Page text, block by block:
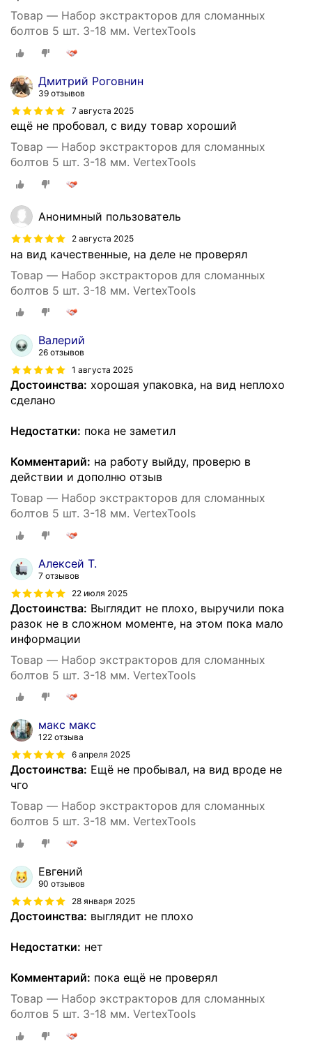
Товар — Набор экстракторов для сломанных
болтов 5 шт. 3-18 мм. VertexTools
Дмитрий Роговнин
39 отзывов
7 августа 2025
ещё не пробовал, с виду товар хороший
Товар — Набор экстракторов для сломанных
болтов 5 шт. 3-18 мм. VertexTools
Анонимный пользователь
2 августа 2025
на вид качественные, на деле не проверял
Товар — Набор экстракторов для сломанных
болтов 5 шт. 3-18 мм. VertexTools
Валерий
26 отзывов
1 августа 2025
Достоинства: хорошая упаковка, на вид неплохо
сделано
Недостатки: пока не заметил
Комментарий: на работу выйду, проверю в
действии и дополню отзыв
Товар — Набор экстракторов для сломанных
болтов 5 шт. 3-18 мм. VertexTools
Алексей Т.
7 отзывов
22 июля 2025
Достоинства: Выглядит не плохо, выручили пока
разок не в сложном моменте, на этом пока мало
информации
Товар — Набор экстракторов для сломанных
болтов 5 шт. 3-18 мм. VertexTools
макс макс
122 отзыва
6 апреля 2025
Достоинства: Ещё не пробывал, на вид вроде не
чго
Товар — Набор экстракторов для сломанных
болтов 5 шт. 3-18 мм. VertexTools
Евгений
90 отзывов
28 января 2025
Достоинства: выглядит не плохо
Недостатки: нет
Комментарий: пока ещё не проверял
Товар — Набор экстракторов для сломанных
болтов 5 шт. 3-18 мм. VertexTools